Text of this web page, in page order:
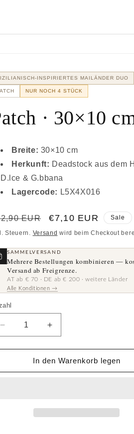
INSPIRIERTES MAILÄNDER DUO
NUR NOCH 4 STÜCK
· 30×10
Breite: 30×10 cm
Herkunft: Deadstock aus dem
D.lce & G.bbana
Lagercode: L5X4X016
EUR Verkaufspreis
€7,10 EUR Sale
Steuern. Versand wird beim Checkout
SAMMELVERSAND
Mehrere Bestellungen kombinieren —
Versand ab Freigrenze.
AT ab € 70 · DE ab € 200 · weitere Länder
Alle Konditionen →
Verringere
die
Menge
Patch
Erhöhe
die
Menge
für
Patch
In den Warenkorb legen